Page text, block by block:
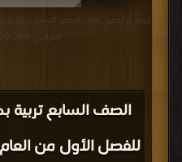
الصف السابع تربية
قراءة و تحميل كتاب الصف السابع تربية
الدراسي 2019-2020 PDF مجانا